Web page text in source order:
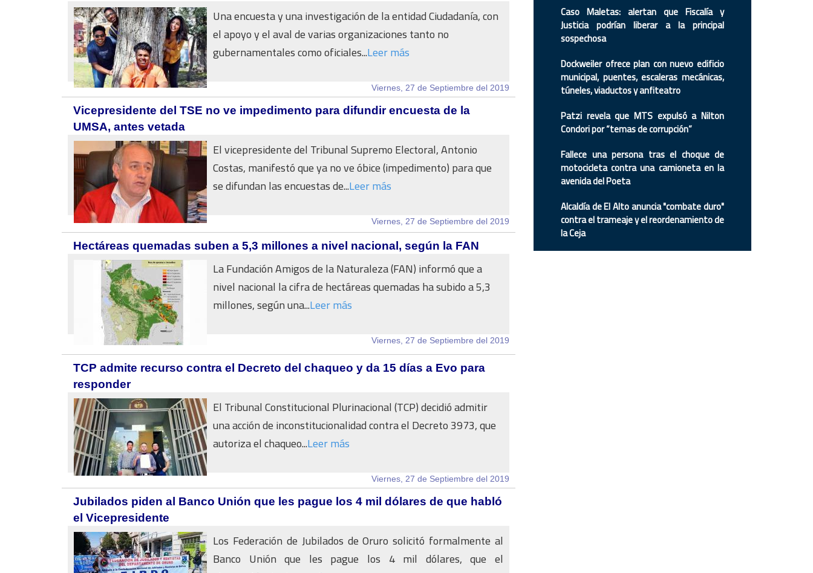
Una encuesta y una investigación de la entidad Ciudadanía, con
el apoyo y el aval de varias organizaciones tanto no
gubernamentales como oficiales...Leer más
Viernes, 27 de Septiembre del 2019
Vicepresidente del TSE no ve impedimento para difundir encuesta de la
UMSA, antes vetada
El vicepresidente del Tribunal Supremo Electoral, Antonio
Costas, manifestó que ya no ve óbice (impedimento) para que
se difundan las encuestas de...Leer más
Viernes, 27 de Septiembre del 2019
Hectáreas quemadas suben a 5,3 millones a nivel nacional, según la FAN
La Fundación Amigos de la Naturaleza (FAN) informó que a
nivel nacional la cifra de hectáreas quemadas ha subido a 5,3
millones, según una...Leer más
Viernes, 27 de Septiembre del 2019
TCP admite recurso contra el Decreto del chaqueo y da 15 días a Evo para
responder
El Tribunal Constitucional Plurinacional (TCP) decidió admitir
una acción de inconstitucionalidad contra el Decreto 3973, que
autoriza el chaqueo...Leer más
Viernes, 27 de Septiembre del 2019
Jubilados piden al Banco Unión que les pague los 4 mil dólares de que habló
el Vicepresidente
Los Federación de Jubilados de Oruro solicitó formalmente al
Banco Unión que les pague los 4 mil dólares, que el
Caso Maletas: alertan que Fiscalía y
Justicia podrían liberar a la principal
sospechosa
Dockweiler ofrece plan con nuevo edificio
municipal, puentes, escaleras mecánicas,
túneles, viaductos y anfiteatro
Patzi revela que MTS expulsó a Nilton
Condori por “temas de corrupción”
Fallece una persona tras el choque de
motocicleta contra una camioneta en la
avenida del Poeta
Alcaldía de El Alto anuncia "combate duro"
contra el trameaje y el reordenamiento de
la Ceja